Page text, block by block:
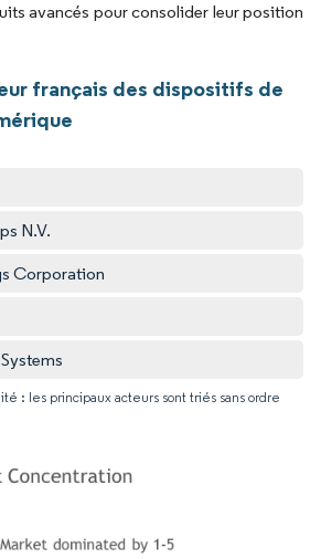
avancés pour consolider leur position
français des dispositifs de
N.V.
Corporation
: les principaux acteurs sont triés sans ordre